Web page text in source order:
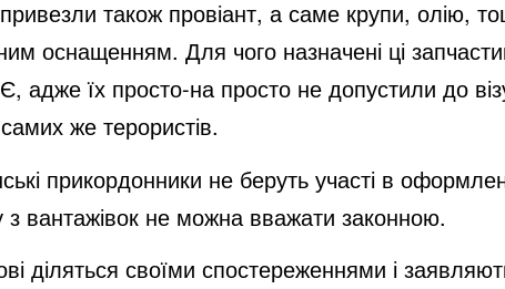
привезли також провіант, а саме крупи, олію,
оснащенням. Для чого назначені ці
адже їх просто-на просто не допустили до
же терористів.
прикордонники не беруть участі в
вантажівок не можна вважати законною.
діляться своїми спостереженнями і